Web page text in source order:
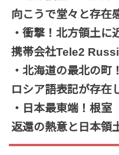
向こうで堂々と存在
・衝撃！北方領土に
携帯会社Tele2
・北海道の最北の町
ロシア語表記が存在
・日本最東端！根室
返還の熱意と日本領